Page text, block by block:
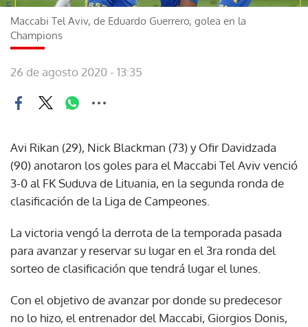
Maccabi Tel Aviv, de Eduardo Guerrero, golea en la
Champions
26 de agosto 2020 - 13:35
Avi Rikan (29), Nick Blackman (73) y Ofir Davidzada
(90) anotaron los goles para el Maccabi Tel Aviv venció
3-0 al FK Suduva de Lituania, en la segunda ronda de
clasificación de la Liga de Campeones.
La victoria vengó la derrota de la temporada pasada
para avanzar y reservar su lugar en el 3ra ronda del
sorteo de clasificación que tendrá lugar el lunes.
Con el objetivo de avanzar por donde su predecesor
no lo hizo, el entrenador del Maccabi, Giorgios Donis,